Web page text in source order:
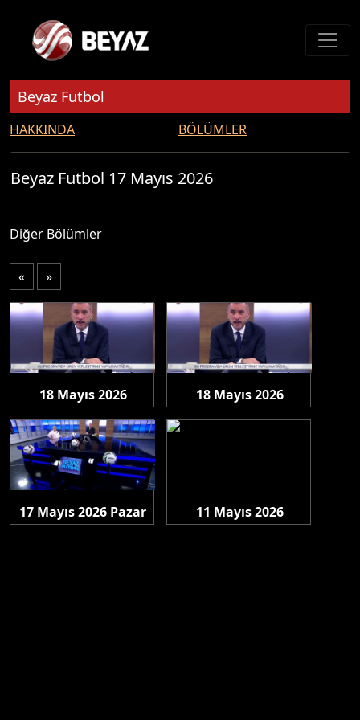
Beyaz Futbol
HAKKINDA BÖLÜMLER
Beyaz Futbol 17 Mayıs 2026
Diğer Bölümler
« »
18 Mayıs 2026
18 Mayıs 2026
17 Mayıs 2026 Pazar
11 Mayıs 2026